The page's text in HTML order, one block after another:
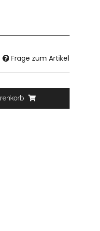
Frage zum Artikel